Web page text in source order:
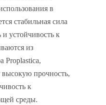
в
стабильная сила
и устойчивость к
из
Proplastica,
высокую прочность,
к
среды.